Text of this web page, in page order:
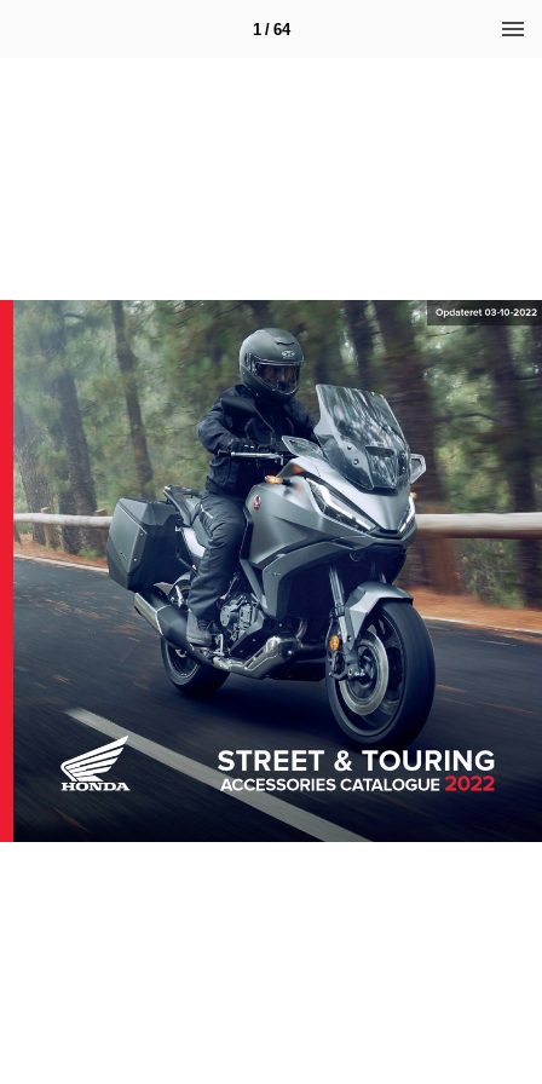
1 / 64